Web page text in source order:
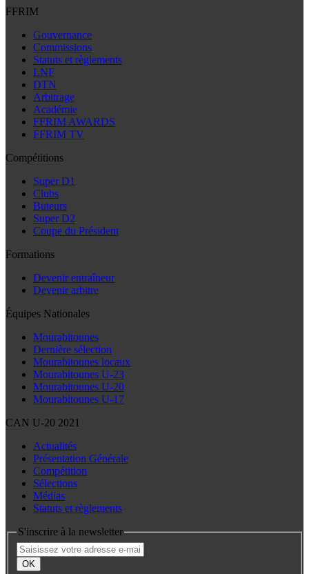
FFRIM
Gouvernance
Commissions
Statuts et règlements
LNF
DTN
Arbitrage
Académie
FFRIM AWARDS
FFRIM TV
Compétitions
Super D1
Clubs
Buteurs
Super D2
Coupe du Président
Formations
Devenir entraîneur
Devenir arbitre
Équipes Nationales
Mourabitounes
Dernière sélection
Mourabitounes locaux
Mourabitounes U-23
Mourabitounes U-20
Mourabitounes U-17
CAN U-20 2021
Actualités
Présentation Générale
Compétition
Sélections
Médias
Statuts et règlements
S'inscrire à la newsletter